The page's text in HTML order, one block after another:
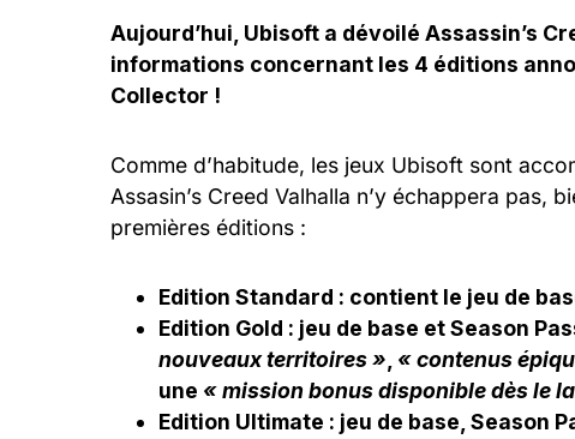
Aujourd’hui, Ubisoft a dévoilé Assassin’s
informations concernant les 4 éditions
Collector !
Comme d’habitude, les jeux Ubisoft sont
Assasin’s Creed Valhalla n’y échappera pas,
premières éditions :
Edition Standard : contient le jeu de
Edition Gold : jeu de base et Season
nouveaux territoires » « contenus
une « mission bonus disponible dès le
Edition Ultimate : jeu de base, Season